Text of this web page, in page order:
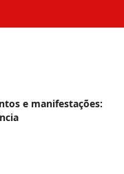
e manifestações: